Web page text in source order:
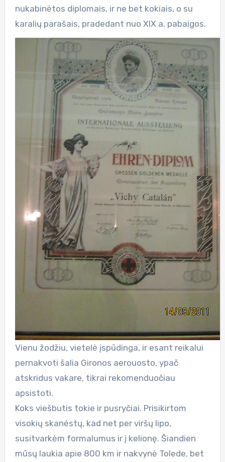
nukabinėtos diplomais, ir ne bet kokiais, o su
karalių parašais, pradedant nuo XIX a. pabaigos.
Vienu žodžiu, vietelė įspūdinga, ir esant reikalui
pernakvoti šalia Gironos aerouosto, ypač
atskridus vakare, tikrai rekomenduočiau
apsistoti.
Koks viešbutis tokie ir pusryčiai. Prisikirtom
visokių skanėstų, kad net per viršų lipo,
susitvarkėm formalumus ir į kelionę. Šiandien
mūsų laukia apie 800 km ir nakvynė Tolede, bet